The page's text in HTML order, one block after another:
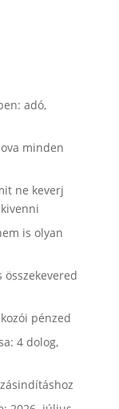
adó,
minden
ne keverj
is olyan
összekevered
pénzed
4 dolog,